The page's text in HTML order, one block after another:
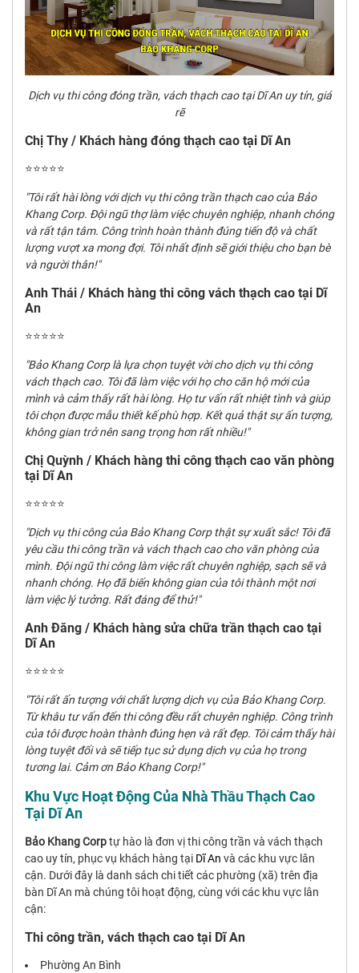
Dịch vụ thi công đóng trần, vách thạch cao tại Dĩ An uy tín, giá
rẽ
Chị Thy / Khách hàng đóng thạch cao tại Dĩ An
⭐⭐⭐⭐⭐
"Tôi rất hài lòng với dịch vụ thi công trần thạch cao của Bảo
Khang Corp. Đội ngũ thợ làm việc chuyên nghiệp, nhanh chóng
và rất tận tâm. Công trình hoàn thành đúng tiến độ và chất
lượng vượt xa mong đợi. Tôi nhất định sẽ giới thiệu cho bạn bè
và người thân!"
Anh Thái / Khách hàng thi công vách thạch cao tại Dĩ
An
⭐⭐⭐⭐⭐
"Bảo Khang Corp là lựa chọn tuyệt vời cho dịch vụ thi công
vách thạch cao. Tôi đã làm việc với họ cho căn hộ mới của
mình và cảm thấy rất hài lòng. Họ tư vấn rất nhiệt tình và giúp
tôi chọn được mẫu thiết kế phù hợp. Kết quả thật sự ấn tượng,
không gian trở nên sang trọng hơn rất nhiều!"
Chị Quỳnh / Khách hàng thi công thạch cao văn phòng
tại Dĩ An
⭐⭐⭐⭐⭐
"Dịch vụ thi công của Bảo Khang Corp thật sự xuất sắc! Tôi đã
yêu cầu thi công trần và vách thạch cao cho văn phòng của
mình. Đội ngũ thi công làm việc rất chuyên nghiệp, sạch sẽ và
nhanh chóng. Họ đã biến không gian của tôi thành một nơi
làm việc lý tưởng. Rất đáng để thử!"
Anh Đăng / Khách hàng sửa chữa trần thạch cao tại
Dĩ An
⭐⭐⭐⭐⭐
"Tôi rất ấn tượng với chất lượng dịch vụ của Bảo Khang Corp.
Từ khâu tư vấn đến thi công đều rất chuyên nghiệp. Công trình
của tôi được hoàn thành đúng hẹn và rất đẹp. Tôi cảm thấy hài
lòng tuyệt đối và sẽ tiếp tục sử dụng dịch vụ của họ trong
tương lai. Cảm ơn Bảo Khang Corp!"
Khu Vực Hoạt Động Của Nhà Thầu Thạch Cao
Tại Dĩ An
Bảo Khang Corptự hào là đơn vị thi công trần và vách thạch
cao uy tín, phục vụ khách hàng tại Dĩ An và các khu vực lân
cận. Dưới đây là danh sách chi tiết các phường (xã) trên địa
bàn Dĩ An mà chúng tôi hoạt động, cùng với các khu vực lân
cận:
Thi công trần, vách thạch cao tại Dĩ An
Phường An Bình